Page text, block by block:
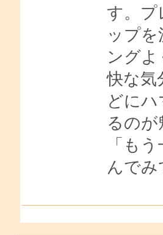
す。プ
ップ
ング
快な気
どに
るの
「も
んでみ